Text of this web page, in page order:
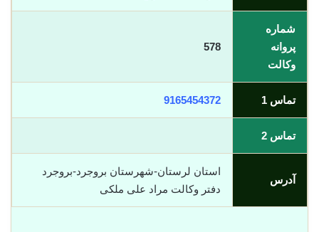
شماره
پروانه
وکالت
578
تماس 1 9165454372
تماس 2
آدرس
استان لرستان-شهرستان بروجرد-بروجرد
دفتر وکالت مراد علی ملکی